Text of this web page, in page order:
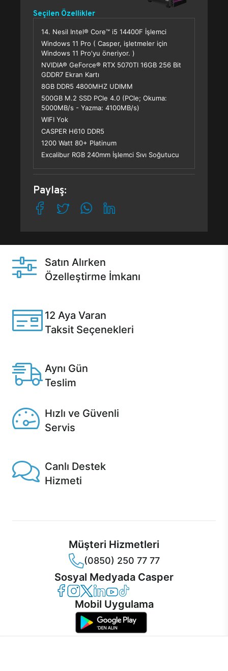
Seçilen Özellikler
14. Nesil Intel® Core™ i5 14400F İşlemci
Windows 11 Pro ( Casper, işletmeler için
Windows 11 Pro'yu öneriyor. )
NVIDIA® GeForce® RTX 5070TI 16GB 256 Bit
GDDR7 Ekran Kartı
8GB DDR5 4800MHZ UDIMM
500GB M.2 SSD PCle 4.0 (PCle; Okuma:
5000MB/s - Yazma: 4100MB/s)
WIFI Yok
CASPER H610 DDR5
1200 Watt 80+ Platinum
Excalibur RGB 240mm İşlemci Sıvı Soğutucu
Paylaş:
Satın Alırken
Özelleştirme İmkanı
12 Aya Varan
Taksit Seçenekleri
Aynı Gün
Teslim
Hızlı ve Güvenli
Servis
Canlı Destek
Hizmeti
Müşteri Hizmetleri
(0850) 250 77 77
Sosyal Medyada Casper
Casper Facebook
Casper Instagram
Casper Twitter
Casper LinkedIn
Casper YouTube
Casper TikTok
Mobil Uygulama